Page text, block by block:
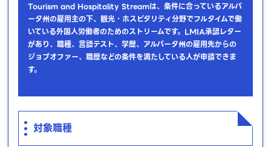
Tourism and Hospitality Streamは、条件に合っているアルバ
ータ州の雇用主の下、観光・ホスピタリティ分野でフルタイムで働
いている外国人労働者のためのストリームです。LMIA承認レター
があり、職種、言語テスト、学歴、アルバータ州の雇用先からの
ジョブオファー、職歴などの条件を満たしている人が申請できま
す。
対象職種